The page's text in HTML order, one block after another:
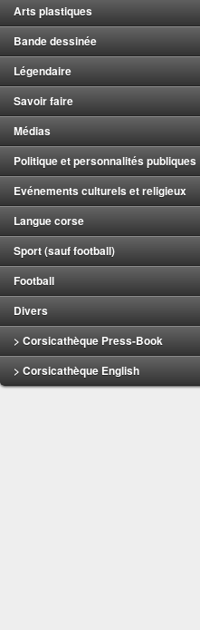
Arts plastiques
Bande dessinée
Légendaire
Savoir faire
Médias
Politique et personnalités publiques
Evénements culturels et religieux
Langue corse
Sport (sauf football)
Football
Divers
> Corsicathèque Press-Book
> Corsicathèque English